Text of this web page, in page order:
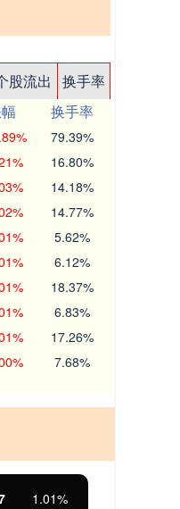
股流出
换手率
换手率
79.39%
16.80%
14.18%
14.77%
5.62%
6.12%
18.37%
6.83%
17.26%
7.68%
1.01%